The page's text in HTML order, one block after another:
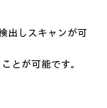
出しスキャンが可
とが可能です。